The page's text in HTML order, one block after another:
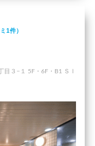
1件）
３−１ 5F・6F・B1 ＳＩ